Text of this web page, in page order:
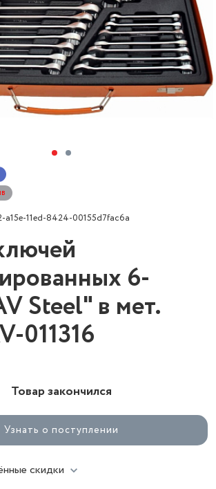
11ed-8424-00155d7fac6a
6-
Steel" в мет.
011316
Товар закончился
Узнать о поступлении
скидки